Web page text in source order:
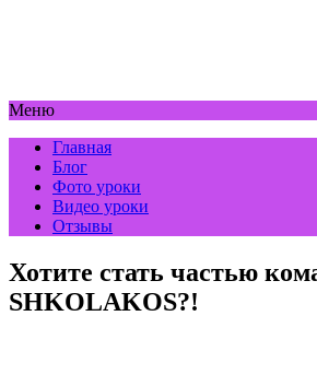
Меню
Главная
Блог
Фото уроки
Видео уроки
Отзывы
Хотите стать частью
SHKOLAKOS?!